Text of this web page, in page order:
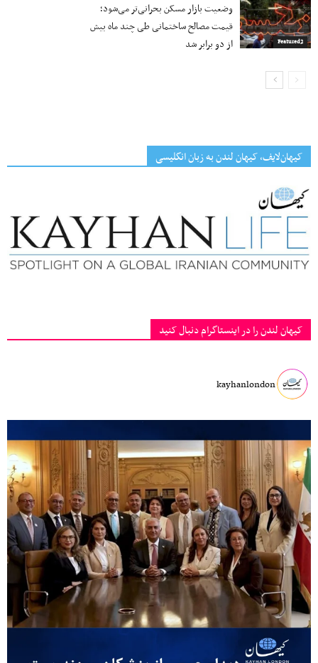
Featured2
وضعیت بازار مسکن بحرانی‌تر می‌شود؛
قیمت مصالح ساختمانی طی چند ماه بیش
از دو برابر شد
کیهان‌لایف، کیهان لندن به زبان انگلیسی
کیهان لندن را در اینستاگرام دنبال کنید
kayhanlondon